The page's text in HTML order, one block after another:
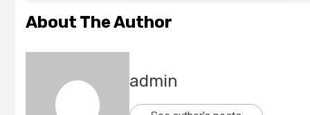
About The Author
admin